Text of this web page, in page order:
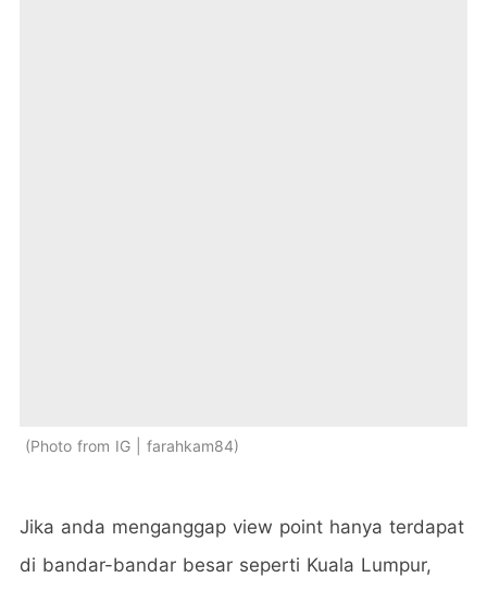
Photo from IG | farahkam84
Jika anda menganggap view point hanya terdapat
di bandar-bandar besar seperti Kuala Lumpur,